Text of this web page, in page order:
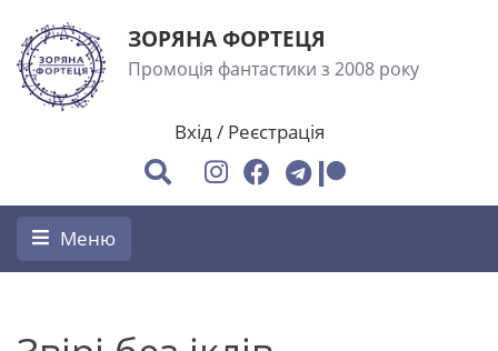
ЗОРЯНА ФОРТЕЦЯ
Промоція фантастики з 2008 року
Вхід/ Реєстрація
Меню